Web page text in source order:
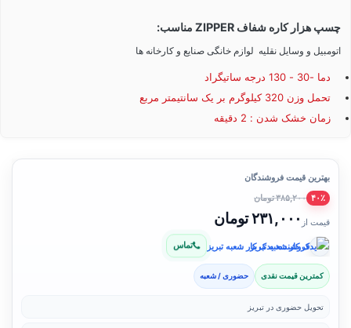
چسپ هزار کاره شفاف ZIPPER مناسب:
اتومبیل و وسایل نقلیه لوازم خانگی صنایع و کارخانه ها
دما -30 - 130 درجه ساتیگراد
تحمل وزن 320 کیلوگرم بر یک سانتیمتر مربع
زمان خشک شدن : 2 دقیقه
بهترین قیمت فروشندگان
۴۰٪ ۳۸۵,۲۰۰ تومان
قیمت از ۲۳۱,۰۰۰ تومان
فروشنده: یدک کار شعبه تبریز تماس
کمترین قیمت نقدی حضوری / شعبه
تحویل حضوری در تبریز